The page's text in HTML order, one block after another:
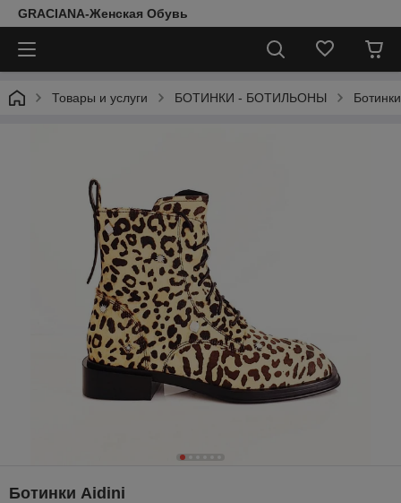
GRACIANA-Женская Обувь
Товары и услуги БОТИНКИ - БОТИЛЬОНЫ
Ботинки Aidini